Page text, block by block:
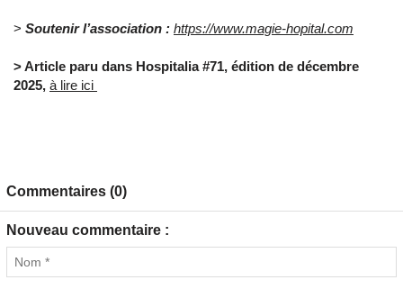
> Soutenir l’association : https://www.magie-hopital.com
> Article paru dans Hospitalia #71, édition de décembre
2025, à lire ici
Commentaires (0)
Nouveau commentaire :